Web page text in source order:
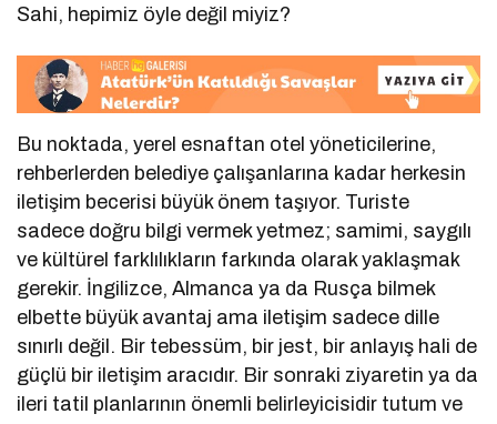
Sahi, hepimiz öyle değil miyiz?
Bu noktada, yerel esnaftan otel yöneticilerine,
rehberlerden belediye çalışanlarına kadar herkesin
iletişim becerisi büyük önem taşıyor. Turiste
sadece doğru bilgi vermek yetmez; samimi, saygılı
ve kültürel farklılıkların farkında olarak yaklaşmak
gerekir. İngilizce, Almanca ya da Rusça bilmek
elbette büyük avantaj ama iletişim sadece dille
sınırlı değil. Bir tebessüm, bir jest, bir anlayış hali de
güçlü bir iletişim aracıdır. Bir sonraki ziyaretin ya da
ileri tatil planlarının önemli belirleyicisidir tutum ve